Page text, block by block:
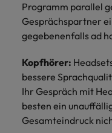
Programm parallel
Gesprächspartner
gegebenenfalls ad
Kopfhörer:
bessere
Ihr Gespräch mit
besten ein
Gesamteindruck